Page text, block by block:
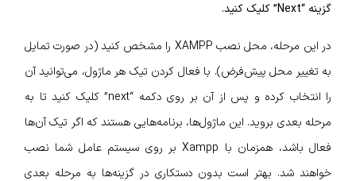
گزینه “Next” کلیک کنید.
در این مرحله، محل نصب XAMPP را مشخص کنید (در صورت تمایل
به تغییر محل پیش‌فرض). با فعال کردن تیک هر ماژول، می‌توانید آن
را انتخاب کرده و پس از آن بر روی دکمه “next” کلیک کنید تا به
مرحله بعدی بروید. این ماژول‌ها، برنامه‌هایی هستند که اگر تیک آن‌ها
فعال باشد، همزمان با Xampp بر روی سیستم عامل شما نصب
خواهند شد. بهتر است بدون دستکاری در گزینه‌ها به مرحله بعدی